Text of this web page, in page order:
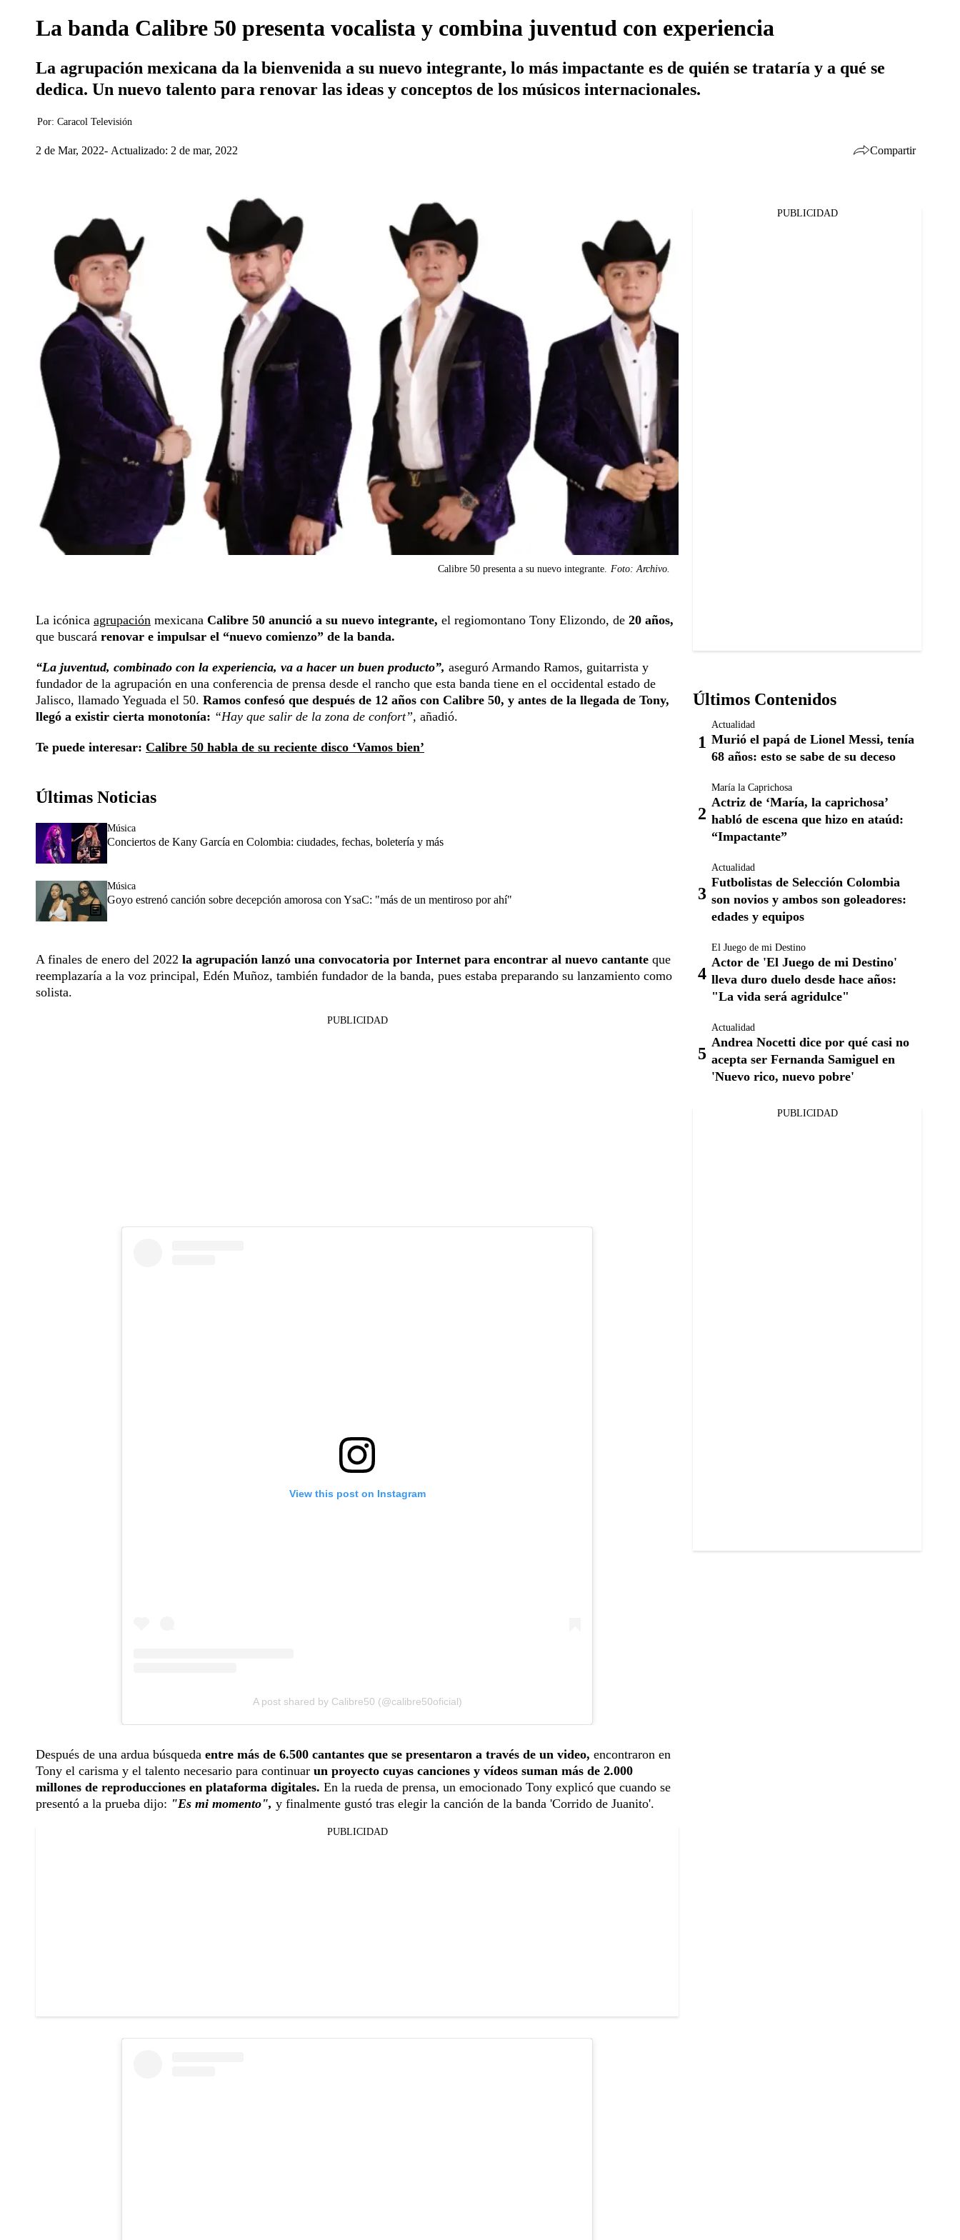
La banda Calibre 50 presenta vocalista y combina juventud con experiencia
La agrupación mexicana da la bienvenida a su nuevo integrante, lo más impactante es de quién se trataría y a qué se
dedica. Un nuevo talento para renovar las ideas y conceptos de los músicos internacionales.
Por: Caracol Televisión
2 de Mar, 2022 Actualizado: 2 de mar, 2022 Compartir
Calibre 50 presenta a su nuevo integrante. Foto: Archivo.
La icónica agrupación mexicana Calibre 50 anunció a su nuevo integrante, el regiomontano Tony Elizondo, de 20 años,
que buscará renovar e impulsar el “nuevo comienzo” de la banda.
“La juventud, combinado con la experiencia, va a hacer un buen producto”, aseguró Armando Ramos, guitarrista y
fundador de la agrupación en una conferencia de prensa desde el rancho que esta banda tiene en el occidental estado de
Jalisco, llamado Yeguada el 50. Ramos confesó que después de 12 años con Calibre 50, y antes de la llegada de Tony,
llegó a existir cierta monotonía: “Hay que salir de la zona de confort”, añadió.
Te puede interesar: Calibre 50 habla de su reciente disco ‘Vamos bien’
Últimas Noticias
Música
Conciertos de Kany García en Colombia: ciudades, fechas, boletería y más
Música
Goyo estrenó canción sobre decepción amorosa con YsaC: "más de un mentiroso por ahí"
A finales de enero del 2022 la agrupación lanzó una convocatoria por Internet para encontrar al nuevo cantante que
reemplazaría a la voz principal, Edén Muñoz, también fundador de la banda, pues estaba preparando su lanzamiento como
solista.
PUBLICIDAD
View this post on Instagram
A post shared by Calibre50 (@calibre50oficial)
Después de una ardua búsqueda entre más de 6.500 cantantes que se presentaron a través de un video, encontraron en
Tony el carisma y el talento necesario para continuar un proyecto cuyas canciones y vídeos suman más de 2.000
millones de reproducciones en plataforma digitales. En la rueda de prensa, un emocionado Tony explicó que cuando se
presentó a la prueba dijo: "Es mi momento", y finalmente gustó tras elegir la canción de la banda 'Corrido de Juanito'.
PUBLICIDAD
PUBLICIDAD
Últimos Contenidos
Actualidad
Murió el papá de Lionel Messi, tenía
68 años: esto se sabe de su deceso
María la Caprichosa
Actriz de ‘María, la caprichosa’
habló de escena que hizo en ataúd:
“Impactante”
Actualidad
Futbolistas de Selección Colombia
son novios y ambos son goleadores:
edades y equipos
El Juego de mi Destino
Actor de 'El Juego de mi Destino'
lleva duro duelo desde hace años:
"La vida será agridulce"
Actualidad
Andrea Nocetti dice por qué casi no
acepta ser Fernanda Samiguel en
'Nuevo rico, nuevo pobre'
PUBLICIDAD